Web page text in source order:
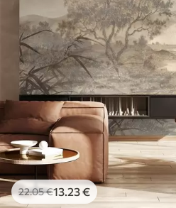
22.05€13 .23€